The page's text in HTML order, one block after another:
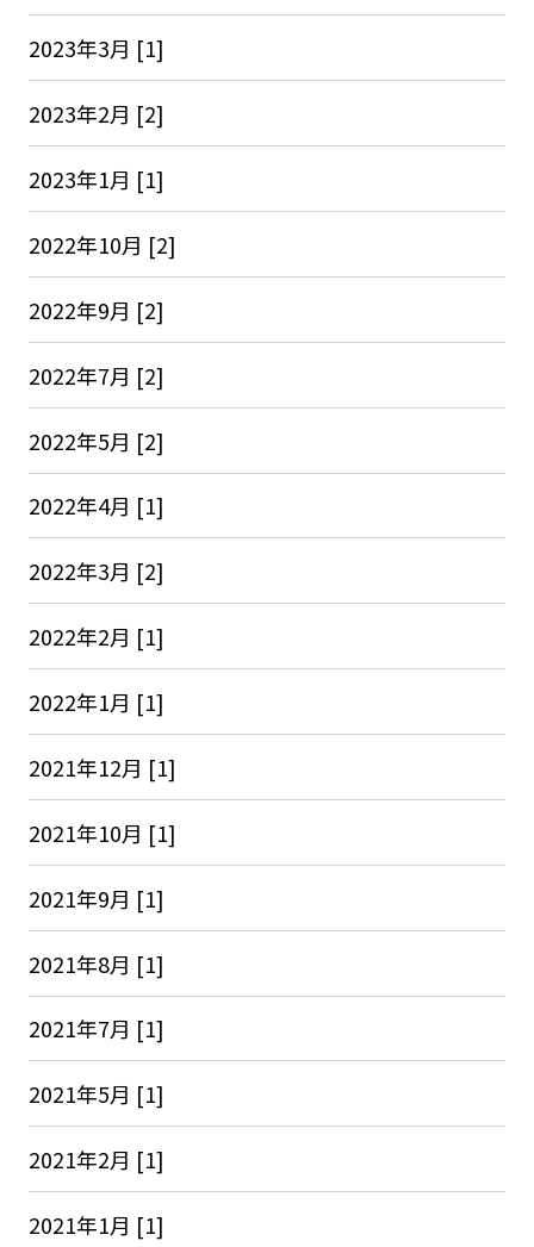
2023年3月 [1]
2023年2月 [2]
2023年1月 [1]
2022年10月 [2]
2022年9月 [2]
2022年7月 [2]
2022年5月 [2]
2022年4月 [1]
2022年3月 [2]
2022年2月 [1]
2022年1月 [1]
2021年12月 [1]
2021年10月 [1]
2021年9月 [1]
2021年8月 [1]
2021年7月 [1]
2021年5月 [1]
2021年2月 [1]
2021年1月 [1]